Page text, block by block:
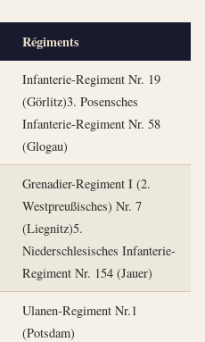
Régiments
Infanterie-Regiment Nr. 19
(Görlitz)3. Posensches
Infanterie-Regiment Nr. 58
(Glogau)
Grenadier-Regiment I (2.
Westpreußisches) Nr. 7
(Liegnitz)5.
Niederschlesisches Infanterie-
Regiment Nr. 154 (Jauer)
Ulanen-Regiment Nr.1
(Potsdam)